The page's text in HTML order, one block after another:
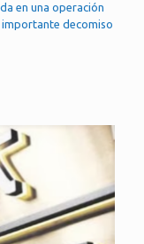
en una operación
decomiso